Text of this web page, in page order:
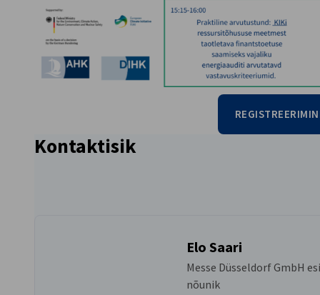
Kontaktisik
Elo Saari
Messe Düsseldorf GmbH
nõunik